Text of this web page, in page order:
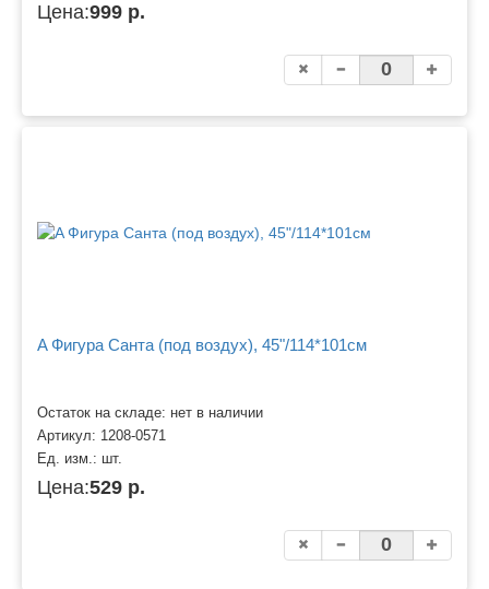
Цена:999 р.
A Фигура Санта (под воздух), 45"/114*101см
Остаток на складе: нет в наличии
Артикул: 1208-0571
Ед. изм.: шт.
Цена:529 р.